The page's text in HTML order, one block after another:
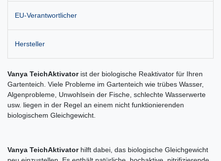
EU-Verantwortlicher
Hersteller
Vanya TeichAktivatorist der biologische Reaktivator für Ihren
Gartenteich. Viele Probleme im Gartenteich wie trübes Wasser,
Algenprobleme, Unwohlsein der Fische, schlechte Wasserwerte
usw. liegen in der Regel an einem nicht funktionierenden
biologischem Gleichgewicht.
Vanya TeichAktivatorhilft dabei, das biologische Gleichgewicht